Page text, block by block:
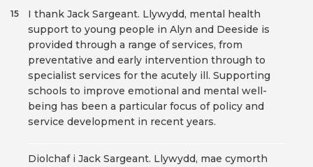
I thank Jack Sargeant. Llywydd, mental health
support to young people in Alyn and Deeside is
provided through a range of services, from
preventative and early intervention through to
specialist services for the acutely ill. Supporting
schools to improve emotional and mental well-
being has been a particular focus of policy and
service development in recent years.
15
Diolchaf i Jack Sargeant. Llywydd, mae cymorth